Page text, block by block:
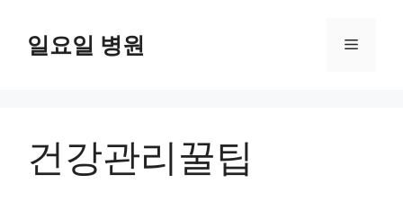
일요일 병원 메
건강관리꿀팁